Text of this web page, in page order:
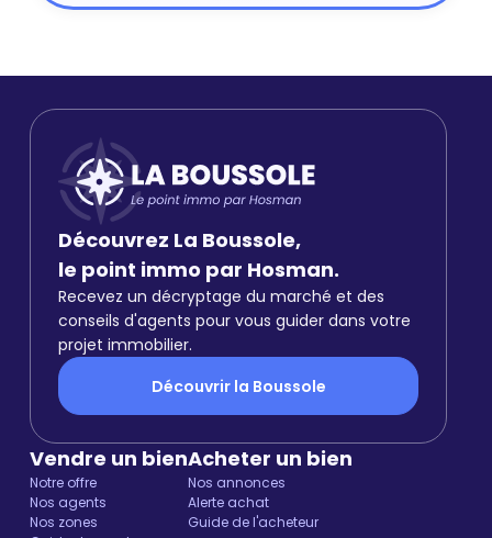
Découvrez La Boussole,
le point immo par Hosman.
Recevez un décryptage du marché et des
conseils d'agents pour vous guider dans votre
projet immobilier.
Découvrir la Boussole
Vendre un bien
Notre offre
Nos agents
Nos zones
Acheter un bien
Nos annonces
Alerte achat
Guide de l'acheteur